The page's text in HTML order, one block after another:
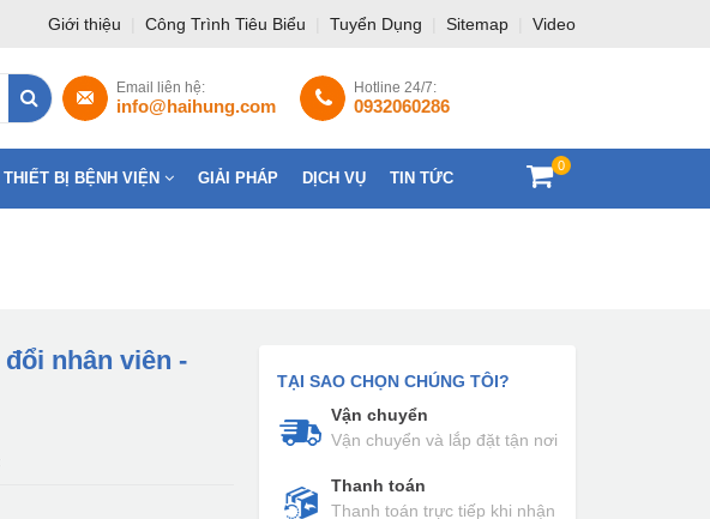
Giới thiệu Công Trình Tiêu Biểu Tuyển Dụng Sitemap Video
Hotline 24/7:
0932060286
Email liên hệ:
info@haihung.com
0
THIẾT BỊ BỆNH VIỆN GIẢI PHÁP DỊCH VỤ TIN TỨC
nhân viên -
TẠI SAO CHỌN CHÚNG TÔI?
Vận chuyển
Vận chuyển và lắp đặt tận nơi
Thanh toán
Thanh toán trực tiếp khi nhận